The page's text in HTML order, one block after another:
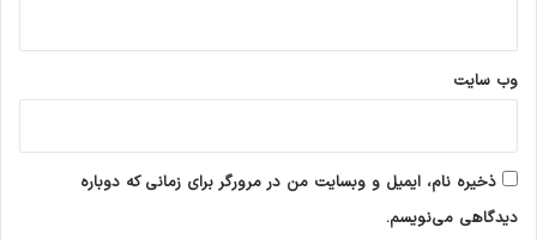
وب‌ سایت
ذخیره نام، ایمیل و وبسایت من در مرورگر برای زمانی که دوباره
دیدگاهی می‌نویسم.